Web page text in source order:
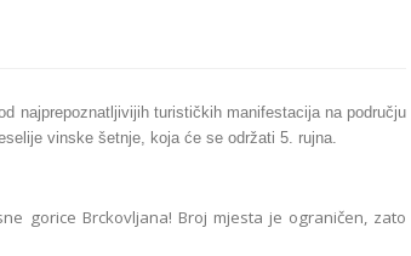
najprepoznatljivijih turističkih manifestacija na području
vinske šetnje, koja će se održati 5. rujna.
gorice Brckovljana! Broj mjesta je ograničen, zato